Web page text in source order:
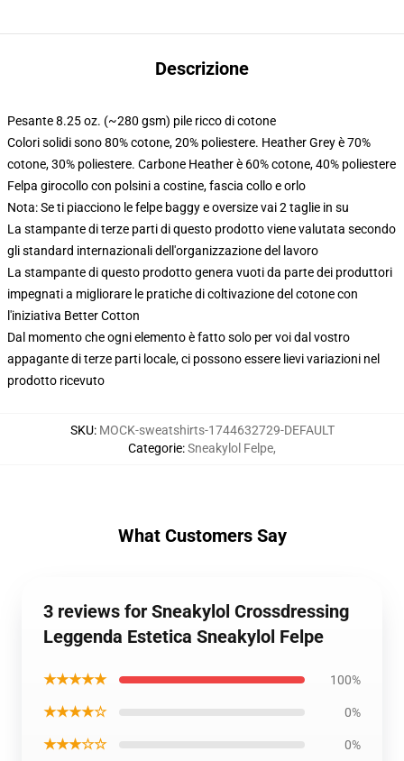
Descrizione
Pesante 8.25 oz. (~280 gsm) pile ricco di cotone
Colori solidi sono 80% cotone, 20% poliestere. Heather Grey è 70%
cotone, 30% poliestere. Carbone Heather è 60% cotone, 40% poliestere
Felpa girocollo con polsini a costine, fascia collo e orlo
Nota: Se ti piacciono le felpe baggy e oversize vai 2 taglie in su
La stampante di terze parti di questo prodotto viene valutata secondo
gli standard internazionali dell'organizzazione del lavoro
La stampante di questo prodotto genera vuoti da parte dei produttori
impegnati a migliorare le pratiche di coltivazione del cotone con
l'iniziativa Better Cotton
Dal momento che ogni elemento è fatto solo per voi dal vostro
appagante di terze parti locale, ci possono essere lievi variazioni nel
prodotto ricevuto
SKU: MOCK-sweatshirts-1744632729-DEFAULT
Categorie:Sneakylol Felpe,
What Customers Say
3 reviews for Sneakylol Crossdressing
Leggenda Estetica Sneakylol Felpe
★★★★★ 100%
★★★★☆ 0%
★★★☆☆ 0%